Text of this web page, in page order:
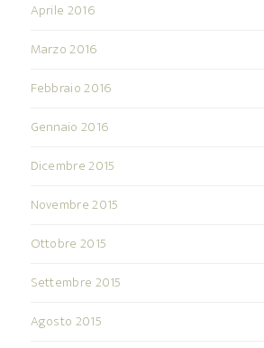
Aprile 2016
Marzo 2016
Febbraio 2016
Gennaio 2016
Dicembre 2015
Novembre 2015
Ottobre 2015
Settembre 2015
Agosto 2015